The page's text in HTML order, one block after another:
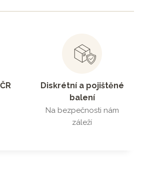
Diskrétní a pojištěné
balení
Na bezpečnosti nám
záleží